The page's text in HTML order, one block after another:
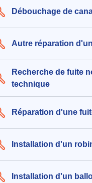
Débouchage de
Autre réparation
Recherche de fuite
technique
Réparation d'une
Installation d'un
Installation d'un